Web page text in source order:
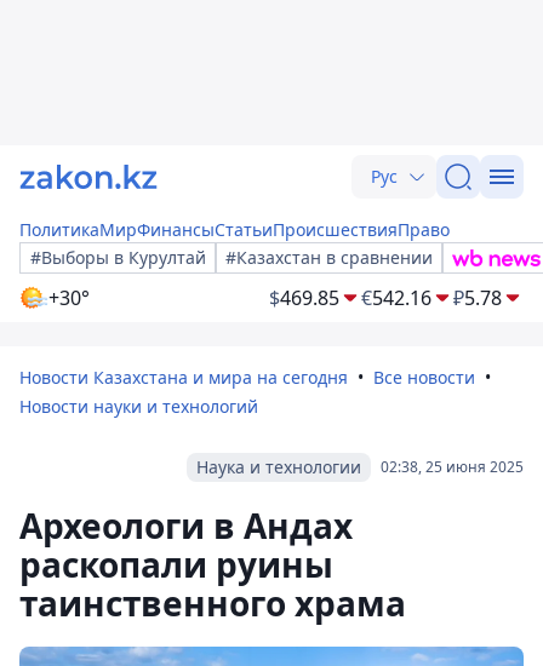
Рус
ПолитикаМирФинансыСтатьиПроисшествияПраво
#Выборы в Курултай
#Казахстан в сравнении
+30° $469.85 €542.16 ₽5.78
Новости Казахстана и мира на сегодня
Все новости
Новости науки и технологий
02:38, 25 июня 2025
Наука и технологии
Археологи в Андах
раскопали руины
таинственного храма